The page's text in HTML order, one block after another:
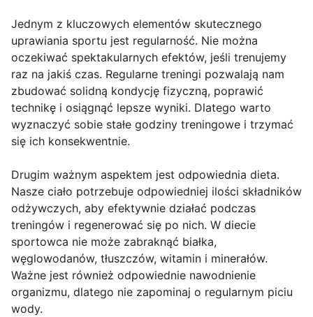
Jednym z kluczowych elementów skutecznego
uprawiania sportu jest regularność. Nie można
oczekiwać spektakularnych efektów, jeśli trenujemy
raz na jakiś czas. Regularne treningi pozwalają nam
zbudować solidną kondycję fizyczną, poprawić
technikę i osiągnąć lepsze wyniki. Dlatego warto
wyznaczyć sobie stałe godziny treningowe i trzymać
się ich konsekwentnie.
Drugim ważnym aspektem jest odpowiednia dieta.
Nasze ciało potrzebuje odpowiedniej ilości składników
odżywczych, aby efektywnie działać podczas
treningów i regenerować się po nich. W diecie
sportowca nie może zabraknąć białka,
węglowodanów, tłuszczów, witamin i minerałów.
Ważne jest również odpowiednie nawodnienie
organizmu, dlatego nie zapominaj o regularnym piciu
wody.